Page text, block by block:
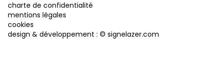
charte de confidentialité
mentions légales
cookies
design & développement : © signelazer.com